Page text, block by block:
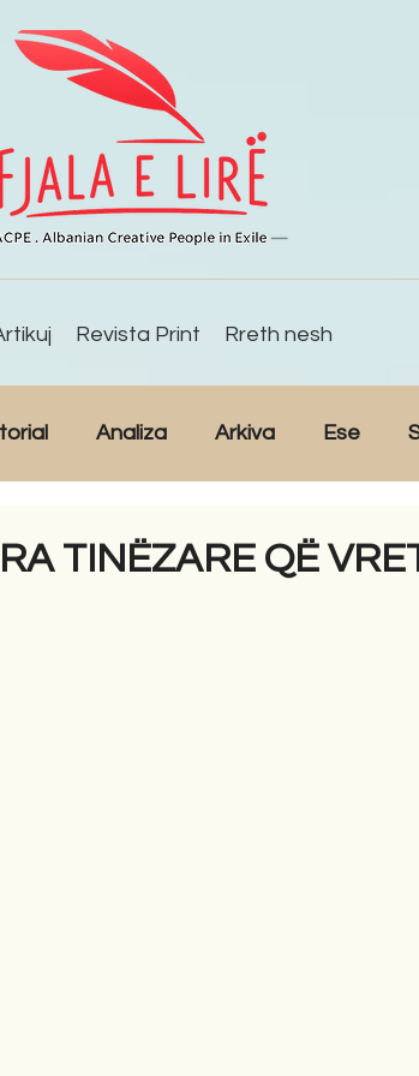
Revista Print Rreth nesh
Analiza Arkiva Ese
TINËZARE QË